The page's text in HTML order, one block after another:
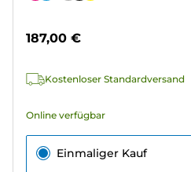
2
187,00 €
Kostenloser Standardversand
Online verfügbar
Einmaliger Kauf